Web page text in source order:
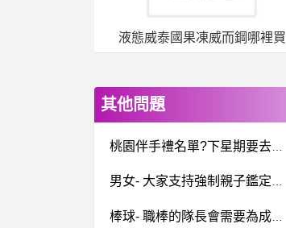
液態威泰國果凍威而鋼哪裡買
其他問題
桃園伴手禮名單?下星期要去桃園玩，想順便帶份桃園伴手禮回家給爸媽?
男女- 大家支持強制親子鑑定嗎 大家支持強制親子鑑定嗎